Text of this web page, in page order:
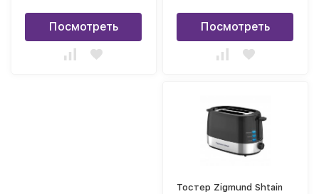
Посмотреть Посмотреть
Тостер Zigmund Shtain